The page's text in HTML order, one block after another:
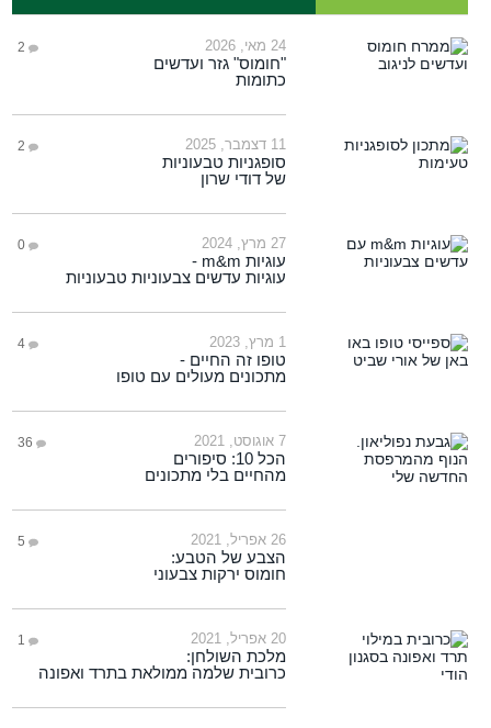
24 מאי, 2026 2
"חומוס" גזר ועדשים
כתומות
11 דצמבר, 2025 2
סופגניות טבעוניות
של דודי שרון
27 מרץ, 2024 0
עוגיות m&m -
עוגיות עדשים צבעוניות טבעוניות
1 מרץ, 2023 4
טופו זה החיים -
מתכונים מעולים עם טופו
7 אוגוסט, 2021 36
הכל 10: סיפורים
מהחיים בלי מתכונים
26 אפריל, 2021 5
הצבע של הטבע:
חומוס ירקות צבעוני
20 אפריל, 2021 1
מלכת השולחן:
כרובית שלמה ממולאת בתרד ואפונה